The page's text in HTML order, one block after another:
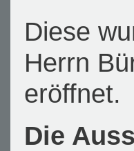
Diese
Herrn
eröffnet.
Die